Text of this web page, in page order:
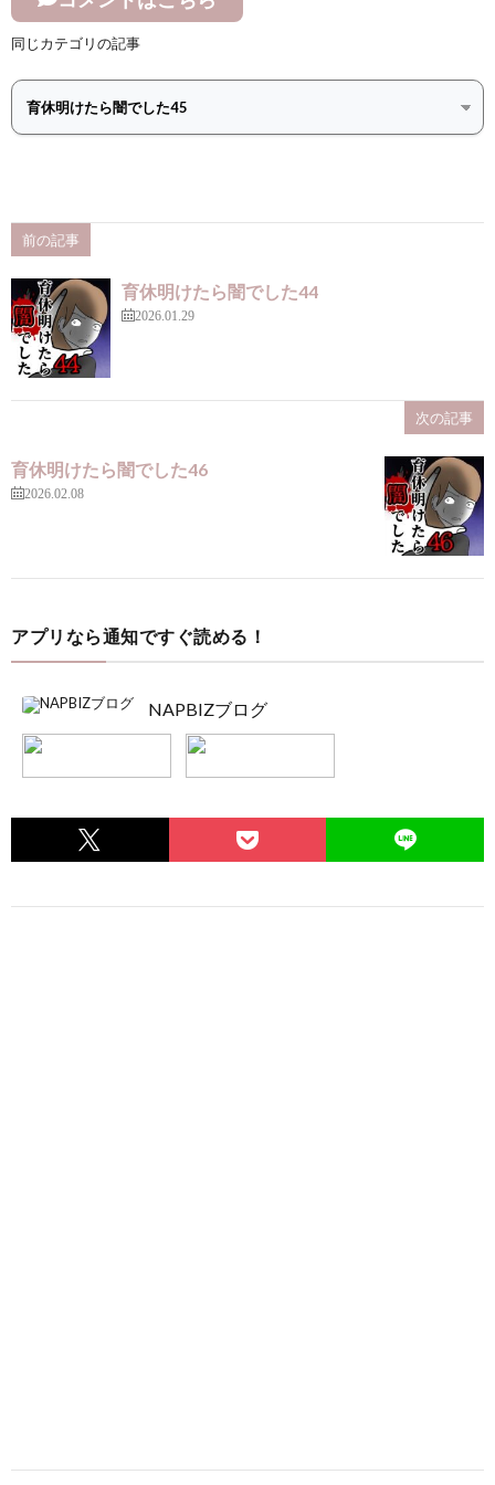
同じカテゴリの記事
前の記事
育休明けたら闇でした44
2026.01.29
次の記事
育休明けたら闇でした46
2026.02.08
アプリなら通知ですぐ読める！
NAPBIZブログ